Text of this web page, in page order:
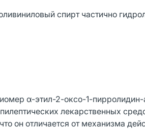
спирт частично
α-этил-2-оксо-1-
лекарственных
он отличается от механизма